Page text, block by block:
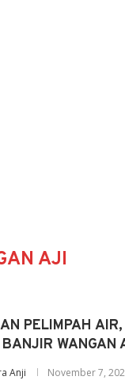
AJI
PELIMPAH
WANGAN
Anji November 7,